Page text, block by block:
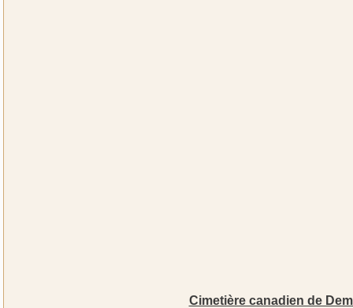
Cimetière canadien de